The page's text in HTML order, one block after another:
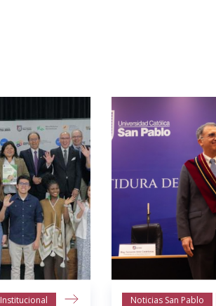
Institucional Noticias San Pablo